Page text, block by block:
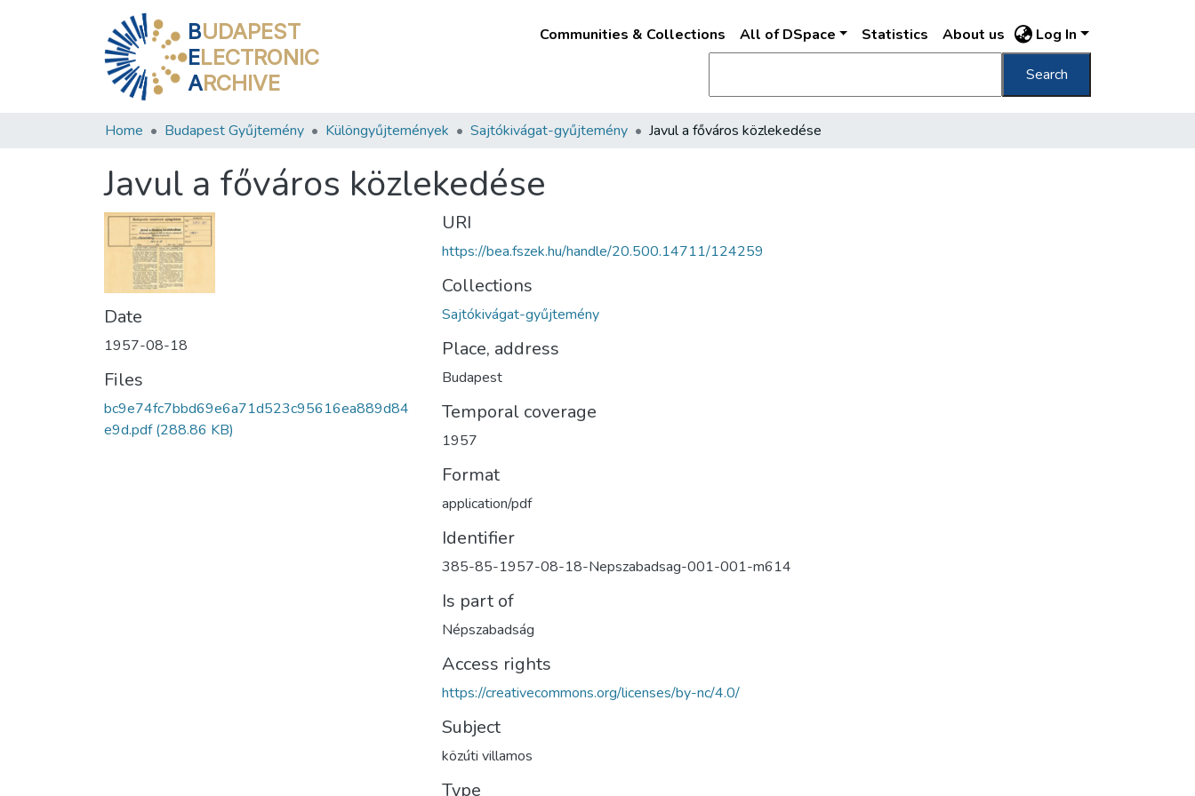
BUDAPEST
ELECTRONIC
ARCHIVE
Communities & Collections All of DSpace Statistics About us Log In
Search
Home Budapest Gyűjtemény Különgyűjtemények Sajtókivágat-gyűjtemény Javul a főváros közlekedése
Javul a főváros közlekedése
Date
1957-08-18
Files
bc9e74fc7bbd69e6a71d523c95616ea889d84
e9d.pdf(288.86 KB)
URI
https://bea.fszek.hu/handle/20.500.14711/124259
Collections
Sajtókivágat-gyűjtemény
Place, address
Budapest
Temporal coverage
1957
Format
application/pdf
Identifier
385-85-1957-08-18-Nepszabadsag-001-001-m614
Is part of
Népszabadság
Access rights
https://creativecommons.org/licenses/by-nc/4.0/
Subject
közúti villamos
Type